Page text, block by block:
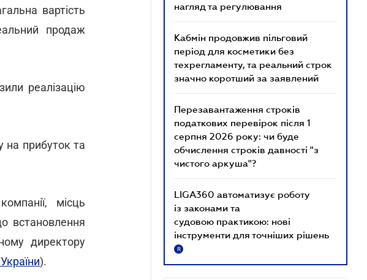
вартість
продаж
реалізацію
на прибуток та
місць
встановлення
директору
).
нагляд та регулювання
Кабмін продовжив пільговий
період для косметики без
техрегламенту, та реальний строк
значно коротший за заявлений
Перезавантаження строків
податкових перевірок після 1
серпня 2026 року: чи буде
обчислення строків давності "з
чистого аркуша"?
LIGA360 автоматизує роботу
із законами та
судовою практикою: нові
інструменти для точніших рішень
R